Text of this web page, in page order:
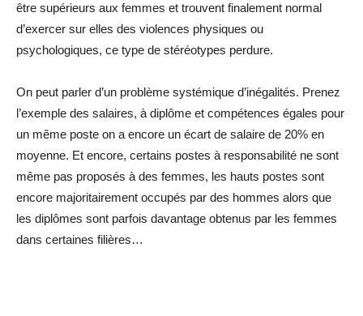
être supérieurs aux femmes et trouvent finalement normal
d’exercer sur elles des violences physiques ou
psychologiques, ce type de stéréotypes perdure.
On peut parler d’un problème systémique d’inégalités. Prenez
l’exemple des salaires, à diplôme et compétences égales pour
un même poste on a encore un écart de salaire de 20% en
moyenne. Et encore, certains postes à responsabilité ne sont
même pas proposés à des femmes, les hauts postes sont
encore majoritairement occupés par des hommes alors que
les diplômes sont parfois davantage obtenus par les femmes
dans certaines filières…